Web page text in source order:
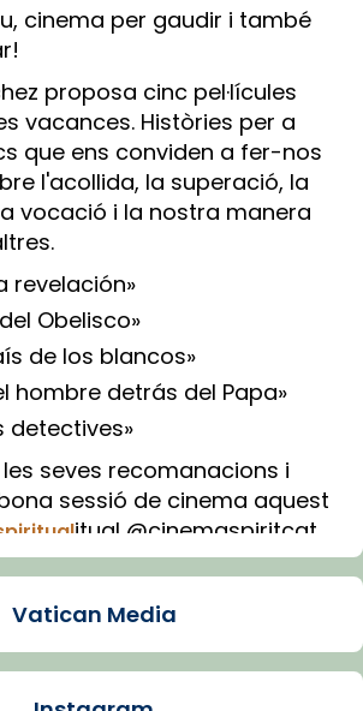
cinema per gaudir i també
proposa cinc pel·lícules
vacances. Històries per a
que ens conviden a fer-nos
l'acollida, la superació, la
vocació i la nostra manera
revelación»
Obelisco»
de los blancos»
hombre detrás del Papa»
detectives»
seves recomanacions i
sessió de cinema aquest
itual @cinemaspiritcat
amb IA (OpenAI)
Vatican Media